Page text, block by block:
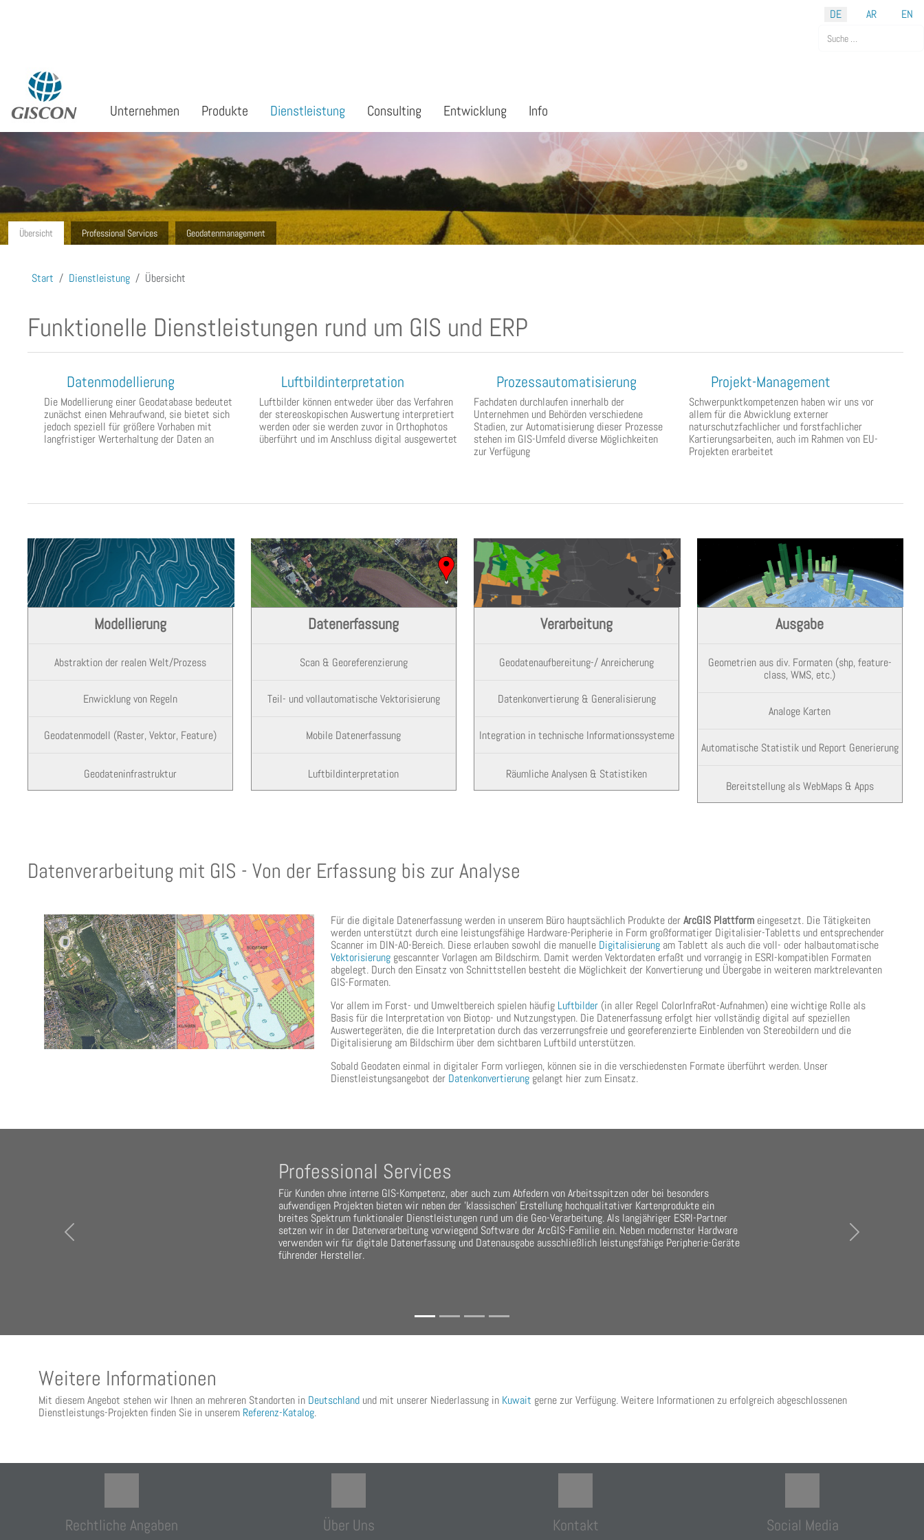
DE AR
EN
Unternehmen Produkte Dienstleistung Consulting Entwicklung Info
Übersicht Professional Services Geodatenmanagement
Start Dienstleistung Übersicht
Funktionelle Dienstleistungen rund um GIS und ERP
Datenmodellierung
Die Modellierung einer Geodatabase bedeutet
zunächst einen Mehraufwand, sie bietet sich
jedoch speziell für größere Vorhaben mit
langfristiger Werterhaltung der Daten an
Luftbildinterpretation
Luftbilder können entweder über das Verfahren
der stereoskopischen Auswertung interpretiert
werden oder sie werden zuvor in Orthophotos
überführt und im Anschluss digital ausgewertet
Prozessautomatisierung
Fachdaten durchlaufen innerhalb der
Unternehmen und Behörden verschiedene
Stadien, zur Automatisierung dieser Prozesse
stehen im GIS-Umfeld diverse Möglichkeiten
zur Verfügung
Projekt-Management
Schwerpunktkompetenzen haben wir uns vor
allem für die Abwicklung externer
naturschutzfachlicher und forstfachlicher
Kartierungsarbeiten, auch im Rahmen von EU-
Projekten erarbeitet
Modellierung
Abstraktion der realen Welt/Prozess
Enwicklung von Regeln
Geodatenmodell (Raster, Vektor, Feature)
Geodateninfrastruktur
Datenerfassung
Scan & Georeferenzierung
Teil- und vollautomatische Vektorisierung
Mobile Datenerfassung
Luftbildinterpretation
Verarbeitung
Geodatenaufbereitung-/ Anreicherung
Datenkonvertierung & Generalisierung
Integration in technische Informationssysteme
Räumliche Analysen & Statistiken
Ausgabe
Geometrien aus div. Formaten (shp, feature-
class, WMS, etc.)
Analoge Karten
Automatische Statistik und Report Generierung
Bereitstellung als WebMaps & Apps
Datenverarbeitung mit GIS - Von der Erfassung bis zur Analyse
Für die digitale Datenerfassung werden in unserem Büro hauptsächlich Produkte derArcGIS Plattformeingesetzt. Die Tätigkeiten
werden unterstützt durch eine leistungsfähige Hardware-Peripherie in Form großformatiger Digitalisier-Tabletts und entsprechender
Scanner im DIN-A0-Bereich. Diese erlauben sowohl die manuelle Digitalisierungam Tablett als auch die voll- oder halbautomatische
Vektorisierunggescannter Vorlagen am Bildschirm. Damit werden Vektordaten erfaßt und vorrangig in ESRI-kompatiblen Formaten
abgelegt. Durch den Einsatz von Schnittstellen besteht die Möglichkeit der Konvertierung und Übergabe in weiteren marktrelevanten
GIS-Formaten.
Vor allem im Forst- und Umweltbereich spielen häufig Luftbilder(in aller Regel ColorInfraRot-Aufnahmen) eine wichtige Rolle als
Basis für die Interpretation von Biotop- und Nutzungstypen. Die Datenerfassung erfolgt hier vollständig digital auf speziellen
Auswertegeräten, die die Interpretation durch das verzerrungsfreie und georeferenzierte Einblenden von Stereobildern und die
Digitalisierung am Bildschirm über dem sichtbaren Luftbild unterstützen.
Sobald Geodaten einmal in digitaler Form vorliegen, können sie in die verschiedensten Formate überführt werden. Unser
Dienstleistungsangebot der Datenkonvertierunggelangt hier zum Einsatz.
Professional Services
Für Kunden ohne interne GIS-Kompetenz, aber auch zum Abfedern von Arbeitsspitzen oder bei besonders
aufwendigen Projekten bieten wir neben der 'klassischen' Erstellung hochqualitativer Kartenprodukte ein
breites Spektrum funktionaler Dienstleistungen rund um die Geo-Verarbeitung. Als langjähriger ESRI-Partner
setzen wir in der Datenverarbeitung vorwiegend Software der ArcGIS-Familie ein. Neben modernster Hardware
verwenden wir für digitale Datenerfassung und Datenausgabe ausschließlich leistungsfähige Peripherie-Geräte
führender Hersteller.
Previous Next
Weitere Informationen
Mit diesem Angebot stehen wir Ihnen an mehreren Standorten in Deutschland und mit unserer Niederlassung in Kuwait gerne zur Verfügung. Weitere Informationen zu erfolgreich abgeschlossenen
Dienstleistungs-Projekten finden Sie in unserem Referenz-Katalog.
Rechtliche Angaben Über Uns Kontakt Social Media